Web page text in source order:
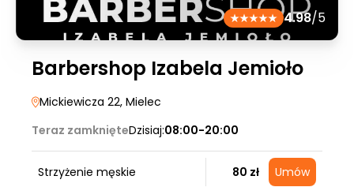
4.98/5
Barbershop Izabela Jemioło
Mickiewicza 22, Mielec
Teraz zamknięteDzisiaj:08:00-20:00
Strzyżenie męskie 80 zł Umów